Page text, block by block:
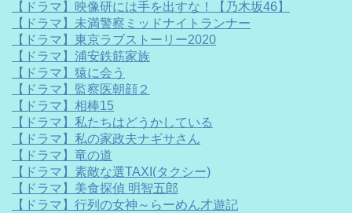
【ドラマ】映像研には手を出すな！【乃木坂46】
【ドラマ】未満警察ミッドナイトランナー
【ドラマ】東京ラブストーリー2020
【ドラマ】浦安鉄筋家族
【ドラマ】猿に会う
【ドラマ】監察医朝顔２
【ドラマ】相棒15
【ドラマ】私たちはどうかしている
【ドラマ】私の家政夫ナギサさん
【ドラマ】竜の道
【ドラマ】素敵な選TAXI(タクシー)
【ドラマ】美食探偵 明智五郎
【ドラマ】行列の女神～らーめん才遊記